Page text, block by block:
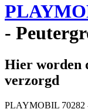
-
Hier worden
verzorgd
PLAYMOBIL 70282